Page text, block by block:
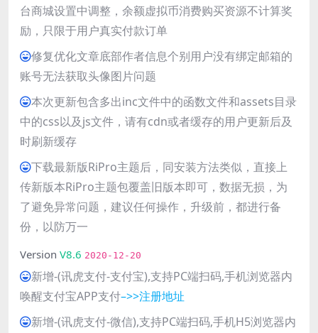
台商城设置中调整，余额虚拟币消费购买资源不计算奖
励，只限于用户真实付款订单
修复优化文章底部作者信息个别用户没有绑定邮箱的
账号无法获取头像图片问题
本次更新包含多出inc文件中的函数文件和assets目录
中的css以及js文件，请有cdn或者缓存的用户更新后及
时刷新缓存
下载最新版RiPro主题后，同安装方法类似，直接上
传新版本RiPro主题包覆盖旧版本即可，数据无损，为
了避免异常问题，建议任何操作，升级前，都进行备
份，以防万一
Version V8.6 2020-12-20
新增-(讯虎支付-支付宝),支持PC端扫码,手机浏览器内
唤醒支付宝APP支付–>>注册地址
新增-(讯虎支付-微信),支持PC端扫码,手机H5浏览器内